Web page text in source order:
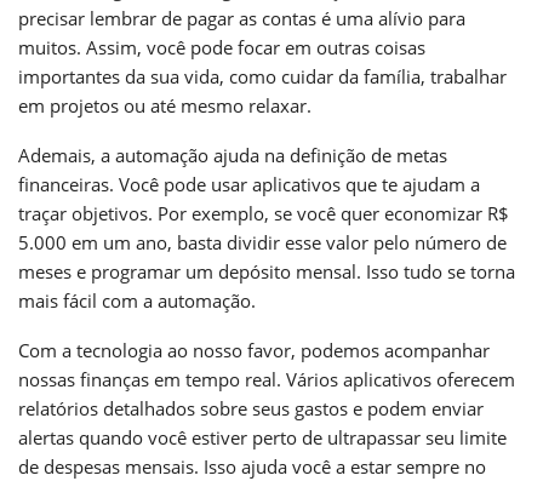
precisar lembrar de pagar as contas é uma alívio para
muitos. Assim, você pode focar em outras coisas
importantes da sua vida, como cuidar da família, trabalhar
em projetos ou até mesmo relaxar.
Ademais, a automação ajuda na definição de metas
financeiras. Você pode usar aplicativos que te ajudam a
traçar objetivos. Por exemplo, se você quer economizar R$
5.000 em um ano, basta dividir esse valor pelo número de
meses e programar um depósito mensal. Isso tudo se torna
mais fácil com a automação.
Com a tecnologia ao nosso favor, podemos acompanhar
nossas finanças em tempo real. Vários aplicativos oferecem
relatórios detalhados sobre seus gastos e podem enviar
alertas quando você estiver perto de ultrapassar seu limite
de despesas mensais. Isso ajuda você a estar sempre no